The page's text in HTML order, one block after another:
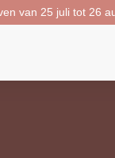
van 25 juli tot 26